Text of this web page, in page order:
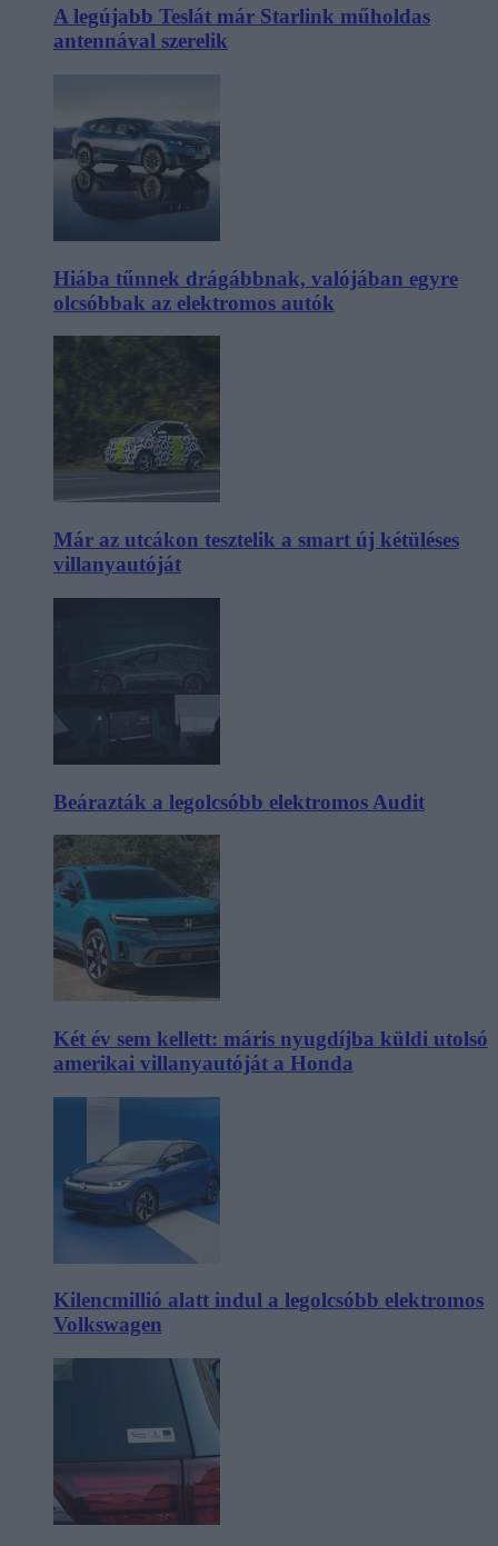
A legújabb Teslát már Starlink műholdas
antennával szerelik
Hiába tűnnek drágábbnak, valójában egyre
olcsóbbak az elektromos autók
Már az utcákon tesztelik a smart új kétüléses
villanyautóját
Beárazták a legolcsóbb elektromos Audit
Két év sem kellett: máris nyugdíjba küldi utolsó
amerikai villanyautóját a Honda
Kilencmillió alatt indul a legolcsóbb elektromos
Volkswagen